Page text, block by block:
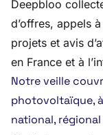
Deepbloo
d’offres, appels
projets et avis
en France et à
Notre veille
photovoltaïque,
national,